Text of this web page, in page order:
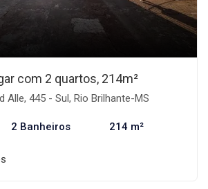
com 2 quartos, 214m²
Alle, 445 - Sul, Rio Brilhante-MS
2 Banheiros 214 m²